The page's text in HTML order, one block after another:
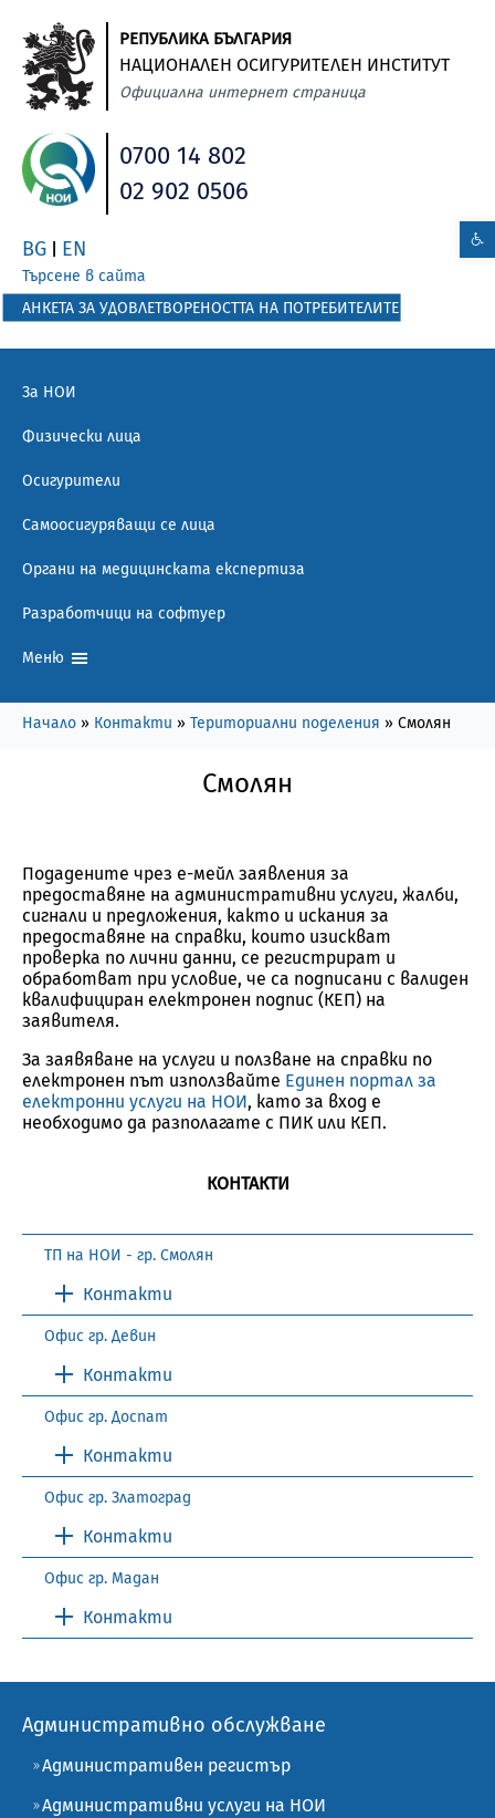
РЕПУБЛИКА БЪЛГАРИЯ
НАЦИОНАЛЕН ОСИГУРИТЕЛЕН ИНСТИТУТ
Официална интернет страница
0700 14 802
02 902 0506
BG EN
Търсене в сайта
АНКЕТА ЗА УДОВЛЕТВОРЕНОСТТА НА ПОТРЕБИТЕЛИТЕ
За НОИ
Физически лица
Осигурители
Самоосигуряващи се лица
Органи на медицинската експертиза
Разработчици на софтуер
Меню
Начало » Контакти » Териториални поделения » Смолян
Смолян
Подадените чрез е-мейл заявления за
предоставяне на административни услуги, жалби,
сигнали и предложения, както и искания за
предоставяне на справки, които изискват
проверка по лични данни, се регистрират и
обработват при условие, че са подписани с валиден
квалифициран електронен подпис (КЕП) на
заявителя.
За заявяване на услуги и ползване на справки по
електронен път използвайте Единен портал за
електронни услуги на НОИ, като за вход е
необходимо да разполагате с ПИК или КЕП.
КОНТАКТИ
ТП на НОИ - гр. Смолян
Контакти
Офис гр. Девин
Контакти
Офис гр. Доспат
Контакти
Офис гр. Златоград
Контакти
Офис гр. Мадан
Контакти
Административно обслужване
Административен регистър
Административни услуги на НОИ